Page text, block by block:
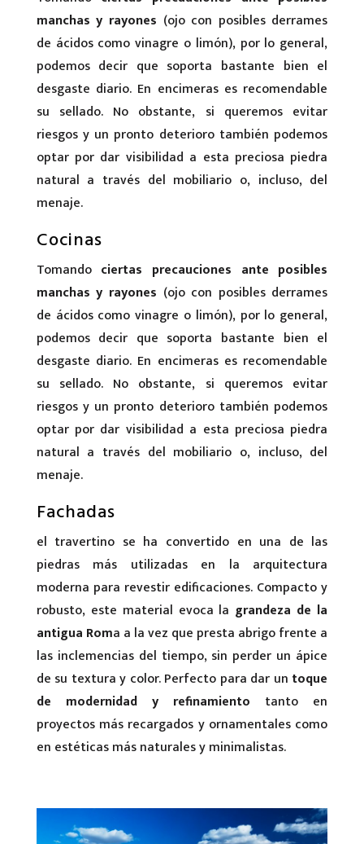
manchas y rayones (ojo con posibles derrames
de ácidos como vinagre o limón), por lo general,
podemos decir que soporta bastante bien el
desgaste diario. En encimeras es recomendable
su sellado. No obstante, si queremos evitar
riesgos y un pronto deterioro también podemos
optar por dar visibilidad a esta preciosa piedra
natural a través del mobiliario o, incluso, del
menaje.
Cocinas
Tomando ciertas precauciones ante posibles
manchas y rayones (ojo con posibles derrames
de ácidos como vinagre o limón), por lo general,
podemos decir que soporta bastante bien el
desgaste diario. En encimeras es recomendable
su sellado. No obstante, si queremos evitar
riesgos y un pronto deterioro también podemos
optar por dar visibilidad a esta preciosa piedra
natural a través del mobiliario o, incluso, del
menaje.
Fachadas
el travertino se ha convertido en una de las
piedras más utilizadas en la arquitectura
moderna para revestir edificaciones. Compacto y
robusto, este material evoca la grandeza de la
antigua Roma a la vez que presta abrigo frente a
las inclemencias del tiempo, sin perder un ápice
de su textura y color. Perfecto para dar un toque
de modernidad y refinamiento tanto en
proyectos más recargados y ornamentales como
en estéticas más naturales y minimalistas.